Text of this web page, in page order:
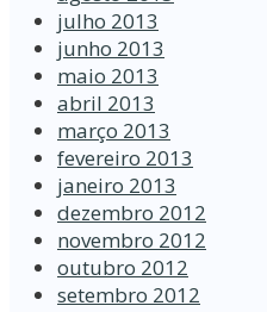
julho 2013
junho 2013
maio 2013
abril 2013
março 2013
fevereiro 2013
janeiro 2013
dezembro 2012
novembro 2012
outubro 2012
setembro 2012